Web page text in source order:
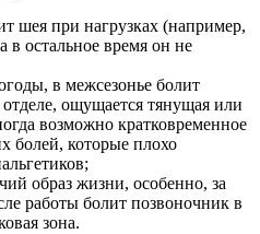
шея при нагрузках (например,
в остальное время он не
в межсезонье болит
ощущается тянущая или
возможно кратковременное
болей, которые плохо
образ жизни, особенно, за
работы болит позвоночник в
зона.